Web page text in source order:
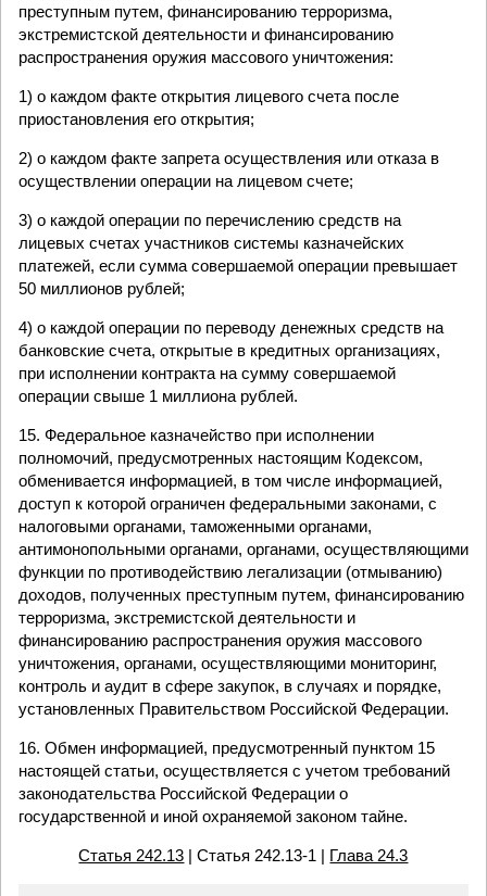
преступным путем, финансированию терроризма,
экстремистской деятельности и финансированию
распространения оружия массового уничтожения:
1) о каждом факте открытия лицевого счета после
приостановления его открытия;
2) о каждом факте запрета осуществления или отказа в
осуществлении операции на лицевом счете;
3) о каждой операции по перечислению средств на
лицевых счетах участников системы казначейских
платежей, если сумма совершаемой операции превышает
50 миллионов рублей;
4) о каждой операции по переводу денежных средств на
банковские счета, открытые в кредитных организациях,
при исполнении контракта на сумму совершаемой
операции свыше 1 миллиона рублей.
15. Федеральное казначейство при исполнении
полномочий, предусмотренных настоящим Кодексом,
обменивается информацией, в том числе информацией,
доступ к которой ограничен федеральными законами, с
налоговыми органами, таможенными органами,
антимонопольными органами, органами, осуществляющими
функции по противодействию легализации (отмыванию)
доходов, полученных преступным путем, финансированию
терроризма, экстремистской деятельности и
финансированию распространения оружия массового
уничтожения, органами, осуществляющими мониторинг,
контроль и аудит в сфере закупок, в случаях и порядке,
установленных Правительством Российской Федерации.
16. Обмен информацией, предусмотренный пунктом 15
настоящей статьи, осуществляется с учетом требований
законодательства Российской Федерации о
государственной и иной охраняемой законом тайне.
Статья 242.13 | Статья 242.13-1 | Глава 24.3